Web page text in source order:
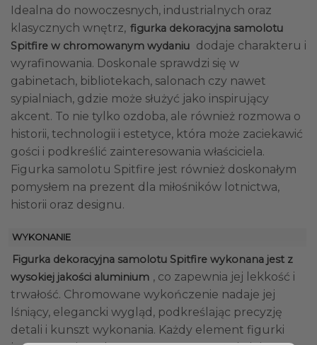
Idealna do nowoczesnych, industrialnych oraz
klasycznych wnętrz, figurka dekoracyjna samolotu
Spitfire w chromowanym wydaniu dodaje charakteru i
wyrafinowania. Doskonale sprawdzi się w
gabinetach, bibliotekach, salonach czy nawet
sypialniach, gdzie może służyć jako inspirujący
akcent. To nie tylko ozdoba, ale również rozmowa o
historii, technologii i estetyce, która może zaciekawić
gości i podkreślić zainteresowania właściciela.
Figurka samolotu Spitfire jest również doskonałym
pomysłem na prezent dla miłośników lotnictwa,
historii oraz designu.
WYKONANIE
Figurka dekoracyjna samolotu Spitfire wykonana jest z
wysokiej jakości aluminium , co zapewnia jej lekkość i
trwałość. Chromowane wykończenie nadaje jej
lśniący, elegancki wygląd, podkreślając precyzję
detali i kunszt wykonania. Każdy element figurki